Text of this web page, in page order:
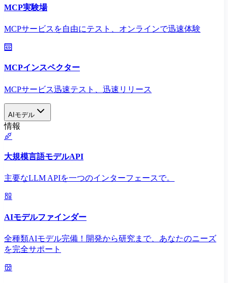
MCP実験場
MCPサービスを自由にテスト、オンラインで迅速体験
MCPインスペクター
MCPサービス迅速テスト、迅速リリース
AIモデル
情報
大規模言語モデルAPI
主要なLLM APIを一つのインターフェースで。
AIモデルファインダー
全種類AIモデル完備！開発から研究まで、あなたのニーズ
を完全サポート